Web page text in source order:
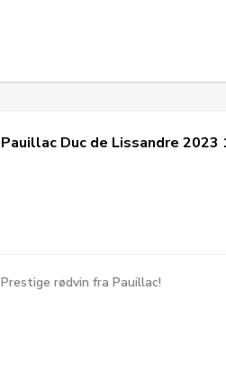
Pauillac Duc de Lissandre 2023
Prestige rødvin fra Pauillac!